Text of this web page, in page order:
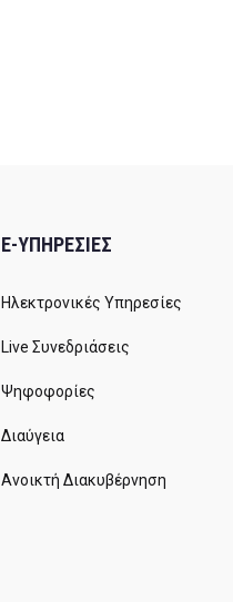
E-ΥΠΗΡΕΣΙΕΣ
Ηλεκτρονικές Υπηρεσίες
Live Συνεδριάσεις
Ψηφοφορίες
Διαύγεια
Ανοικτή Διακυβέρνηση